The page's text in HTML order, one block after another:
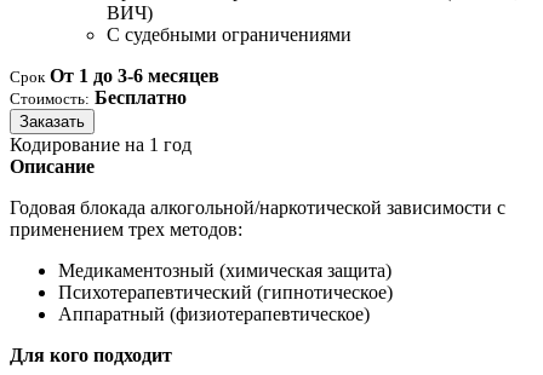
ВИЧ)
С судебными ограничениями
Срок От 1 до 3-6 месяцев
Стоимость: Бесплатно
Заказать
Кодирование на 1 год
Описание
Годовая блокада алкогольной/наркотической зависимости с
применением трех методов:
Медикаментозный (химическая защита)
Психотерапевтический (гипнотическое)
Аппаратный (физиотерапевтическое)
Для кого подходит